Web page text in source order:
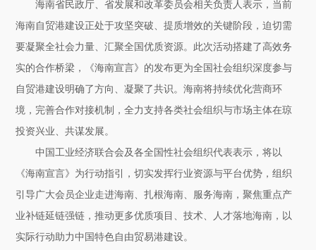
海南省民政厅、省发展和改革委员会相关负责人表示，当前
海南自贸港建设正处于攻坚突破、提质增效的关键阶段，迫切需
要凝聚全社会力量、汇聚全国优质资源。此次活动搭建了高效务
实的合作桥梁，《海南宣言》的发布更为全国社会组织深度参与
自贸港建设明确了方向、凝聚了共识。海南将持续优化营商环
境，完善合作对接机制，全力支持各类社会组织与市场主体在琼
投资兴业、共谋发展。
中国工业经济联合会及各全国性社会组织代表表示，将以
《海南宣言》为行动指引，切实发挥行业资源与平台优势，组织
引导广大会员企业走进海南、扎根海南、服务海南，聚焦重点产
业补链延链强链，推动更多优质项目、技术、人才落地海南，以
实际行动助力中国特色自由贸易港建设。